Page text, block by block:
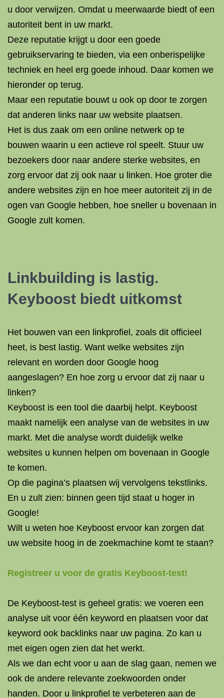
u door verwijzen. Omdat u meerwaarde biedt of een
autoriteit bent in uw markt.
Deze reputatie krijgt u door een goede
gebruikservaring te bieden, via een onberispelijke
techniek en heel erg goede inhoud. Daar komen we
hieronder op terug.
Maar een reputatie bouwt u ook op door te zorgen
dat anderen links naar uw website plaatsen.
Het is dus zaak om een online netwerk op te
bouwen waarin u een actieve rol speelt. Stuur uw
bezoekers door naar andere sterke websites, en
zorg ervoor dat zij ook naar u linken. Hoe groter die
andere websites zijn en hoe meer autoriteit zij in de
ogen van Google hebben, hoe sneller u bovenaan in
Google zult komen.
Linkbuilding is lastig.
Keyboost biedt uitkomst
Het bouwen van een linkprofiel, zoals dit officieel
heet, is best lastig. Want welke websites zijn
relevant en worden door Google hoog
aangeslagen? En hoe zorg u ervoor dat zij naar u
linken?
Keyboost is een tool die daarbij helpt. Keyboost
maakt namelijk een analyse van de websites in uw
markt. Met die analyse wordt duidelijk welke
websites u kunnen helpen om bovenaan in Google
te komen.
Op die pagina’s plaatsen wij vervolgens tekstlinks.
En u zult zien: binnen geen tijd staat u hoger in
Google!
Wilt u weten hoe Keyboost ervoor kan zorgen dat
uw website hoog in de zoekmachine komt te staan?
Registreer u voor de gratis Keyboost-test!
De Keyboost-test is geheel gratis: we voeren een
analyse uit voor één keyword en plaatsen voor dat
keyword ook backlinks naar uw pagina. Zo kan u
met eigen ogen zien dat het werkt.
Als we dan echt voor u aan de slag gaan, nemen we
ook de andere relevante zoekwoorden onder
handen. Door u linkprofiel te verbeteren aan de